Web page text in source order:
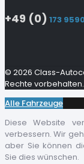
+49 (0) 173
© 2026 Class-
Rechte
Alle Fahrzeuge
Diese Website
verbessern. Wir
aber Sie können
Sie dies wünschen.